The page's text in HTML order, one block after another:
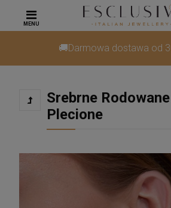
🚚Darmowa dostawa od
MENU
Srebrne
Plecione